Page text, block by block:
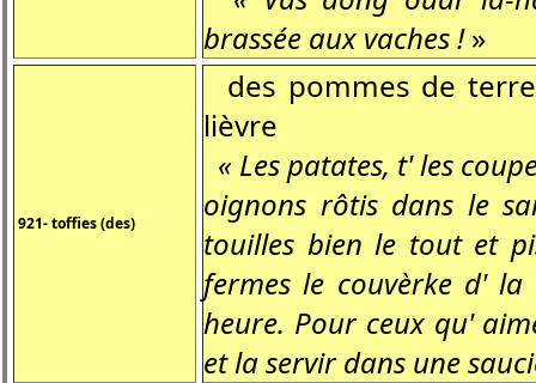
brassée aux vaches !»
921- toffies (des)
des pommes de
lièvre
« Les patates, t' les
oignons rôtis dans le
touilles bien le tout et
fermes le couvèrke d'
heure. Pour ceux qu'
et la servir dans une